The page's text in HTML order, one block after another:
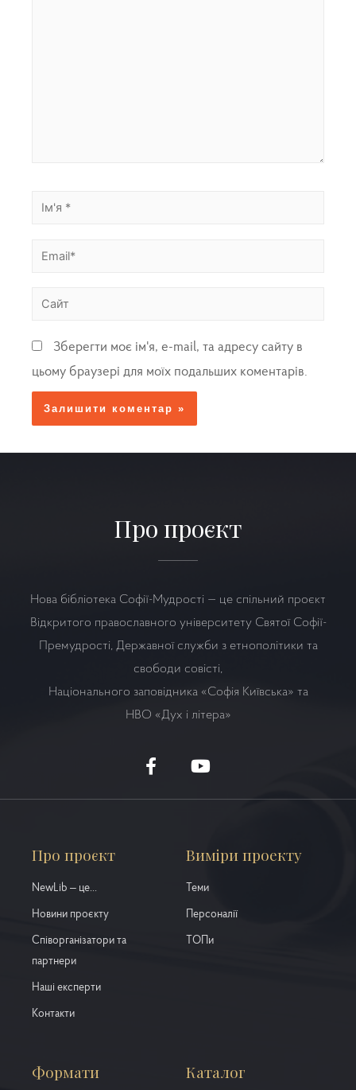
Зберегти моє ім'я, e-mail, та адресу сайту в
цьому браузері для моїх подальших коментарів.
Про проєкт
Нова бібліотека Софії-Мудрості — це спільний проєкт
Відкритого православного університету Святої Софії-
Премудрості, Державної служби з етнополітики та
свободи совісті,
Національного заповідника «Софія Київська» та
НВО «Дух і літера»
Про проєкт
NewLib – це...
Новини проєкту
Співорганізатори та
партнери
Наші експерти
Контакти
Виміри проекту
Теми
Персоналії
ТОПи
Формати Каталог